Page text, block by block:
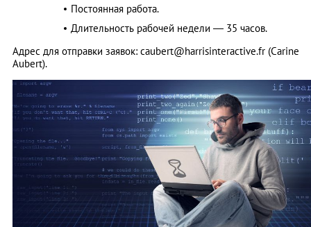
Постоянная работа.
Длительность рабочей недели — 35 часов.
Адрес для отправки заявок: caubert@harrisinteractive.fr (Carine
Aubert).